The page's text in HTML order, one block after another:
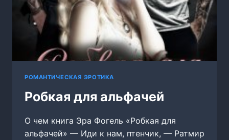
РОМАНТИЧЕСКАЯ ЭРОТИКА
Робкая для альфачей
О чем книга Эра Фогель «Робкая для
альфачей» — Иди к нам, птенчик, — Ратмир